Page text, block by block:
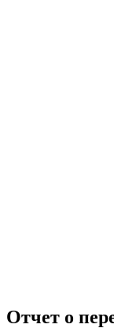
Отчет о